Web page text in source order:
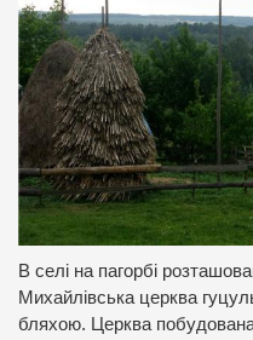
В селі на пагорбі
Михайлівська церква
бляхою. Церква